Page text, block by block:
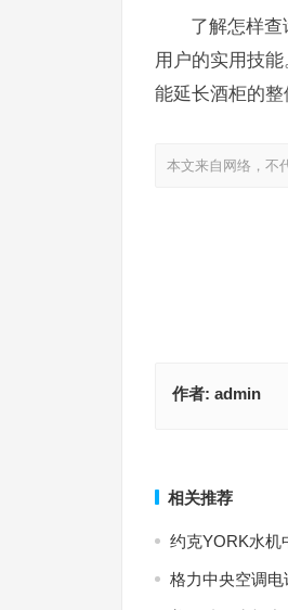
了解怎样
用户的实用技
能延长酒柜的整
本文来自网络，不
作者: admin
相关推荐
约克YORK水机
格力中央空调